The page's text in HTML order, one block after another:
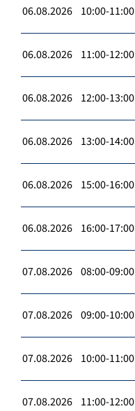
06.08.2026 10:00-11:00
06.08.2026 11:00-12:00
06.08.2026 12:00-13:00
06.08.2026 13:00-14:00
06.08.2026 15:00-16:00
06.08.2026 16:00-17:00
07.08.2026 08:00-09:00
07.08.2026 09:00-10:00
07.08.2026 10:00-11:00
07.08.2026 11:00-12:00